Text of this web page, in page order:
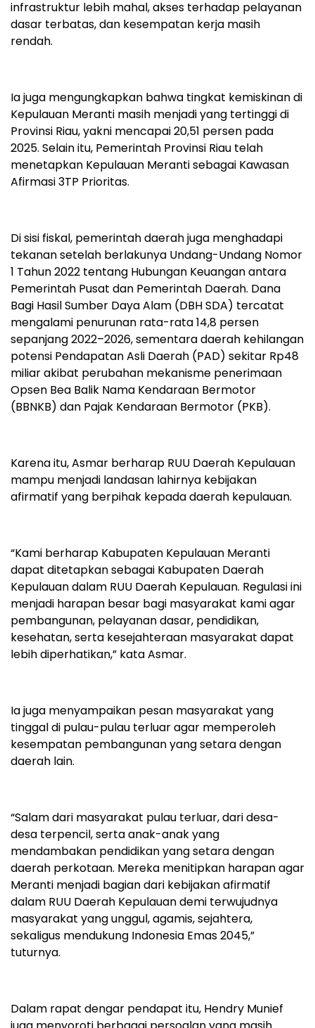
infrastruktur lebih mahal, akses terhadap pelayanan
dasar terbatas, dan kesempatan kerja masih
rendah.
Ia juga mengungkapkan bahwa tingkat kemiskinan di
Kepulauan Meranti masih menjadi yang tertinggi di
Provinsi Riau, yakni mencapai 20,51 persen pada
2025. Selain itu, Pemerintah Provinsi Riau telah
menetapkan Kepulauan Meranti sebagai Kawasan
Afirmasi 3TP Prioritas.
Di sisi fiskal, pemerintah daerah juga menghadapi
tekanan setelah berlakunya Undang-Undang Nomor
1 Tahun 2022 tentang Hubungan Keuangan antara
Pemerintah Pusat dan Pemerintah Daerah. Dana
Bagi Hasil Sumber Daya Alam (DBH SDA) tercatat
mengalami penurunan rata-rata 14,8 persen
sepanjang 2022–2026, sementara daerah kehilangan
potensi Pendapatan Asli Daerah (PAD) sekitar Rp48
miliar akibat perubahan mekanisme penerimaan
Opsen Bea Balik Nama Kendaraan Bermotor
(BBNKB) dan Pajak Kendaraan Bermotor (PKB).
Karena itu, Asmar berharap RUU Daerah Kepulauan
mampu menjadi landasan lahirnya kebijakan
afirmatif yang berpihak kepada daerah kepulauan.
“Kami berharap Kabupaten Kepulauan Meranti
dapat ditetapkan sebagai Kabupaten Daerah
Kepulauan dalam RUU Daerah Kepulauan. Regulasi ini
menjadi harapan besar bagi masyarakat kami agar
pembangunan, pelayanan dasar, pendidikan,
kesehatan, serta kesejahteraan masyarakat dapat
lebih diperhatikan,” kata Asmar.
Ia juga menyampaikan pesan masyarakat yang
tinggal di pulau-pulau terluar agar memperoleh
kesempatan pembangunan yang setara dengan
daerah lain.
“Salam dari masyarakat pulau terluar, dari desa-
desa terpencil, serta anak-anak yang
mendambakan pendidikan yang setara dengan
daerah perkotaan. Mereka menitipkan harapan agar
Meranti menjadi bagian dari kebijakan afirmatif
dalam RUU Daerah Kepulauan demi terwujudnya
masyarakat yang unggul, agamis, sejahtera,
sekaligus mendukung Indonesia Emas 2045,”
tuturnya.
Dalam rapat dengar pendapat itu, Hendry Munief